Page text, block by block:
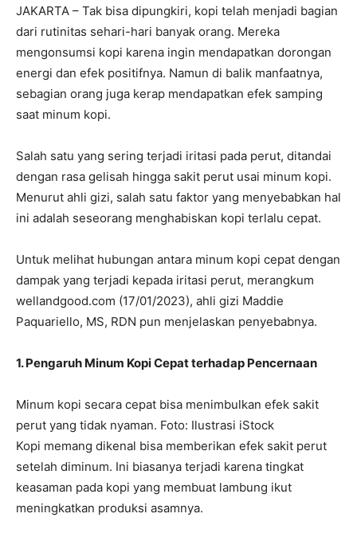
JAKARTA – Tak bisa dipungkiri, kopi telah menjadi bagian
dari rutinitas sehari-hari banyak orang. Mereka
mengonsumsi kopi karena ingin mendapatkan dorongan
energi dan efek positifnya. Namun di balik manfaatnya,
sebagian orang juga kerap mendapatkan efek samping
saat minum kopi.
Salah satu yang sering terjadi iritasi pada perut, ditandai
dengan rasa gelisah hingga sakit perut usai minum kopi.
Menurut ahli gizi, salah satu faktor yang menyebabkan hal
ini adalah seseorang menghabiskan kopi terlalu cepat.
Untuk melihat hubungan antara minum kopi cepat dengan
dampak yang terjadi kepada iritasi perut, merangkum
wellandgood.com (17/01/2023), ahli gizi Maddie
Paquariello, MS, RDN pun menjelaskan penyebabnya.
1. Pengaruh Minum Kopi Cepat terhadap Pencernaan
Minum kopi secara cepat bisa menimbulkan efek sakit
perut yang tidak nyaman. Foto: Ilustrasi iStock
Kopi memang dikenal bisa memberikan efek sakit perut
setelah diminum. Ini biasanya terjadi karena tingkat
keasaman pada kopi yang membuat lambung ikut
meningkatkan produksi asamnya.